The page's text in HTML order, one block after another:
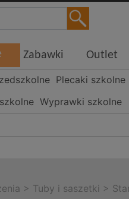
Zabawki Outlet
Plecaki szkolne
Wyprawki szkolne
> Tuby i saszetki >